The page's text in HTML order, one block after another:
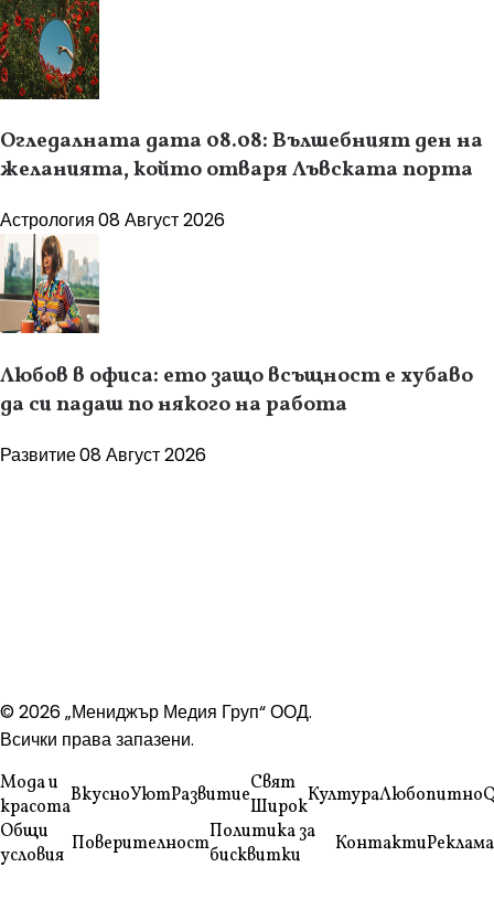
Огледалната дата 08.08: Вълшебният ден на
желанията, който отваря Лъвската порта
Астрология08 Август 2026
Любов в офиса: ето защо всъщност е хубаво
да си падаш по някого на работа
Развитие08 Август 2026
© 2026 „Мениджър Медия Груп“ ООД.
Всички права запазени.
Мода и
красотаВкусноУютРазвитиеСвят
ШирокКултураЛюбопитно
Общи
условия ПоверителностПолитика за
бисквитки
КонтактиРеклама